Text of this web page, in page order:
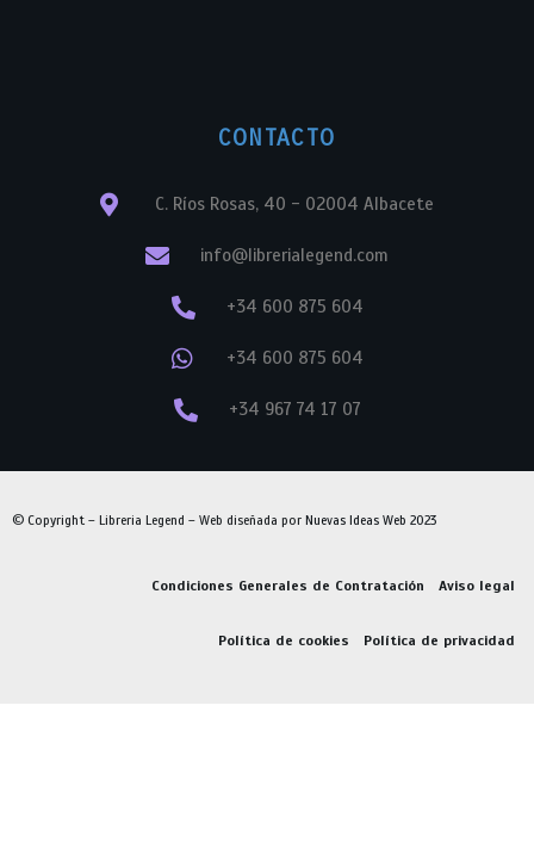
CONTACTO
C. Ríos Rosas, 40 - 02004 Albacete
info@librerialegend.com
+34 600 875 604
+34 600 875 604
+34 967 74 17 07
© Copyright – Libreria Legend – Web diseñada por Nuevas Ideas Web 2023
Condiciones Generales de Contratación Aviso legal
Política de cookies Política de privacidad